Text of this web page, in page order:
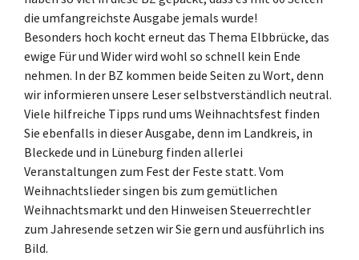
die umfangreichste Ausgabe jemals wurde!
Besonders hoch kocht erneut das Thema Elbbrücke, das
ewige Für und Wider wird wohl so schnell kein Ende
nehmen. In der BZ kommen beide Seiten zu Wort, denn
wir informieren unsere Leser selbstverständlich neutral.
Viele hilfreiche Tipps rund ums Weihnachtsfest finden
Sie ebenfalls in dieser Ausgabe, denn im Landkreis, in
Bleckede und in Lüneburg finden allerlei
Veranstaltungen zum Fest der Feste statt. Vom
Weihnachtslieder singen bis zum gemütlichen
Weihnachtsmarkt und den Hinweisen Steuerrechtler
zum Jahresende setzen wir Sie gern und ausführlich ins
Bild.